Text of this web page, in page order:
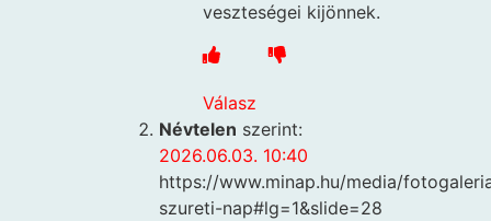
veszteségei kijönnek.
Válasz
Névtelen szerint:
2026.06.03. 10:40
https://www.minap.hu/media/
szureti-nap#lg=1&slide=28